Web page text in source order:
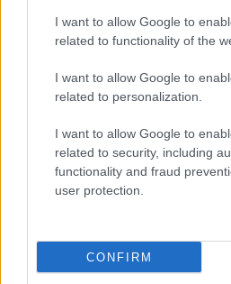
I want to allow Google to
related to functionality of the
I want to allow Google to
related to personalization.
I want to allow Google to
related to security, including
functionality and fraud
user protection.
CONFIRM
αναζήτησης της
Δημοφιλείς
πάρουν voucher έως